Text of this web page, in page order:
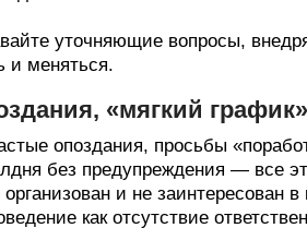
уточняющие вопросы,
и меняться.
«мягкий
опоздания, просьбы
без предупреждения — все
и не заинтересован
как отсутствие